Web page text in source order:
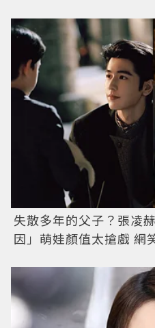
失散多年的父子？張凌
因」萌娃顏值太搶戲 網